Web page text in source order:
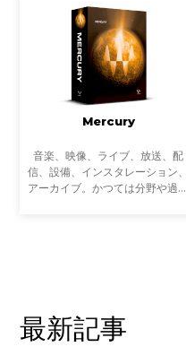
Mercury
音楽、映像、ライブ、放送、配
信、設備、インスタレーション、
アーカイブ。かつては分野や過程
最新記事